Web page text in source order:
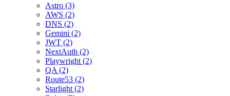
Astro (3)
AWS (2)
DNS (2)
Gemini (2)
JWT (2)
NextAuth (2)
Playwright (2)
QA (2)
Route53 (2)
Starlight (2)